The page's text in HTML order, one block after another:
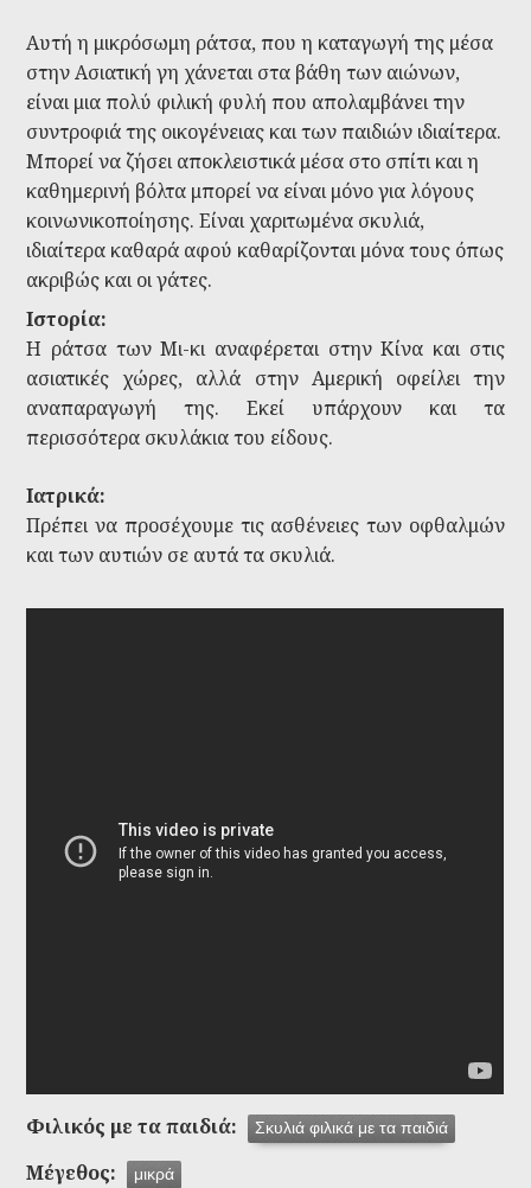
Αυτή η μικρόσωμη ράτσα, που η καταγωγή της μέσα
στην Ασιατική γη χάνεται στα βάθη των αιώνων,
είναι μια πολύ φιλική φυλή που απολαμβάνει την
συντροφιά της οικογένειας και των παιδιών ιδιαίτερα.
Μπορεί να ζήσει αποκλειστικά μέσα στο σπίτι και η
καθημερινή βόλτα μπορεί να είναι μόνο για λόγους
κοινωνικοποίησης. Είναι χαριτωμένα σκυλιά,
ιδιαίτερα καθαρά αφού καθαρίζονται μόνα τους όπως
ακριβώς και οι γάτες.
Ιστορία:
Η ράτσα των Μι-κι αναφέρεται στην Κίνα και στις
ασιατικές χώρες, αλλά στην Αμερική οφείλει την
αναπαραγωγή της. Εκεί υπάρχουν και τα
περισσότερα σκυλάκια του είδους.
Ιατρικά:
Πρέπει να προσέχουμε τις ασθένειες των οφθαλμών
και των αυτιών σε αυτά τα σκυλιά.
Φιλικός με τα παιδιά: Σκυλιά φιλικά με τα παιδιά
Μέγεθος: μικρά